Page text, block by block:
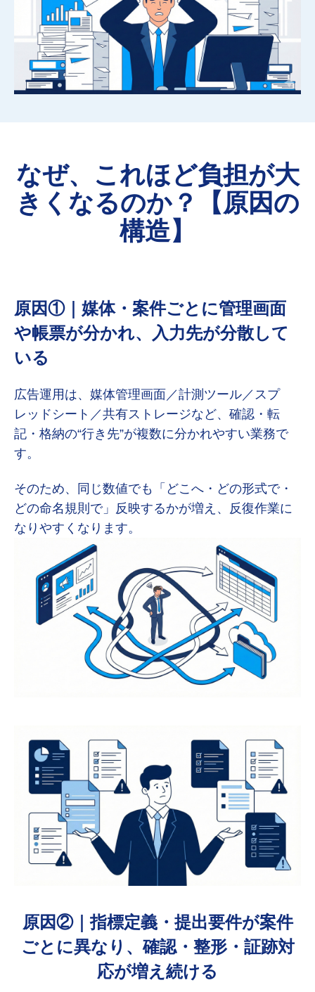
なぜ、これほど負担が大
きくなるのか？【原因の
構造】
原因①｜媒体・案件ごとに管理画面
や帳票が分かれ、入力先が分散して
いる
広告運用は、媒体管理画面／計測ツール／スプ
レッドシート／共有ストレージなど、確認・転
記・格納の“行き先”が複数に分かれやすい業務で
す。
そのため、同じ数値でも「どこへ・どの形式で・
どの命名規則で」反映するかが増え、反復作業に
なりやすくなります。
原因②｜指標定義・提出要件が案件
ごとに異なり、確認・整形・証跡対
応が増え続ける